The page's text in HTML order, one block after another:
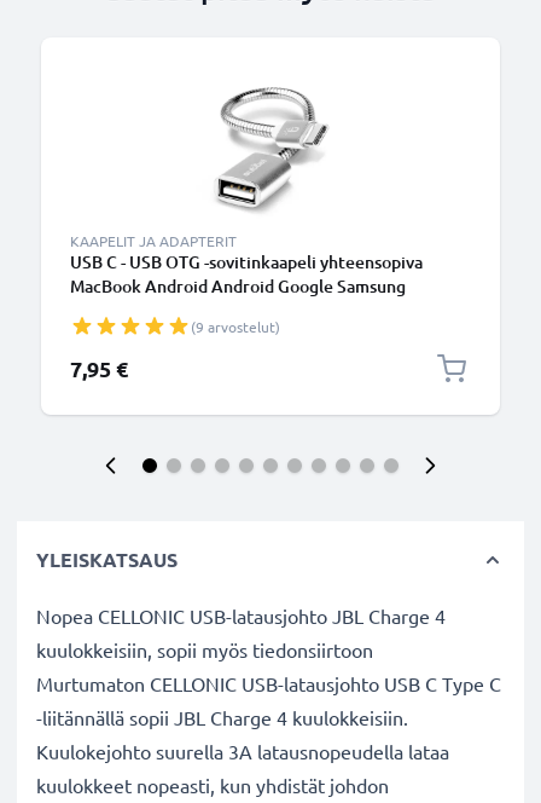
KAAPELIT JA ADAPTERIT
USB C - USB OTG -sovitinkaapeli yhteensopiva
MacBook Android Android Google Samsung
kanssa, Hopea
(9 arvostelut)
7,95 €
YLEISKATSAUS
Nopea CELLONIC USB-latausjohto JBL Charge 4
kuulokkeisiin, sopii myös tiedonsiirtoon
Murtumaton CELLONIC USB-latausjohto USB C Type C
-liitännällä sopii JBL Charge 4 kuulokkeisiin.
Kuulokejohto suurella 3A latausnopeudella lataa
kuulokkeet nopeasti, kun yhdistät johdon